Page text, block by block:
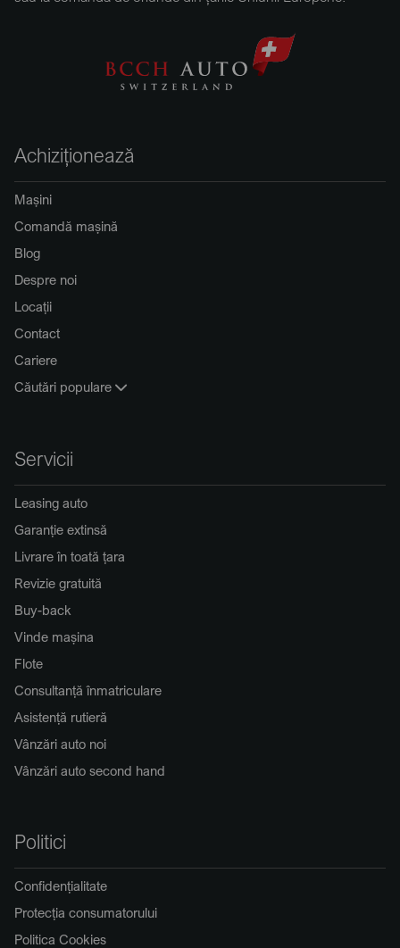
Achiziționează
Mașini
Comandă mașină
Blog
Despre noi
Locații
Contact
Cariere
Căutări populare
Servicii
Leasing auto
Garanție extinsă
Livrare în toată țara
Revizie gratuită
Buy-back
Vinde mașina
Flote
Consultanță înmatriculare
Asistență rutieră
Vânzări auto noi
Vânzări auto second hand
Politici
Confidențialitate
Protecția consumatorului
Politica Cookies